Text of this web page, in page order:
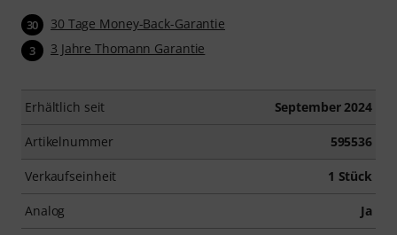
30 30 Tage Money-Back-Garantie
3 3 Jahre Thomann Garantie
Erhältlich seit September 2024
Artikelnummer 595536
Verkaufseinheit 1 Stück
Analog Ja